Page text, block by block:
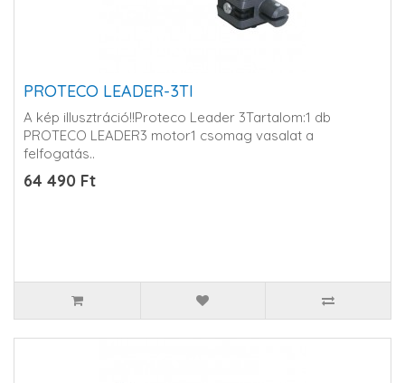
PROTECO LEADER-3TI
A kép illusztráció!!Proteco Leader 3Tartalom:1 db
PROTECO LEADER3 motor1 csomag vasalat a
felfogatás..
64 490 Ft